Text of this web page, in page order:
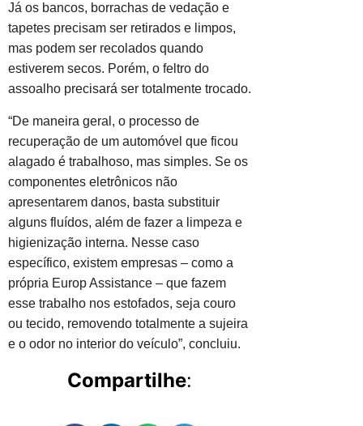
Já os bancos, borrachas de vedação e
tapetes precisam ser retirados e limpos,
mas podem ser recolados quando
estiverem secos. Porém, o feltro do
assoalho precisará ser totalmente trocado.
“De maneira geral, o processo de
recuperação de um automóvel que ficou
alagado é trabalhoso, mas simples. Se os
componentes eletrônicos não
apresentarem danos, basta substituir
alguns fluídos, além de fazer a limpeza e
higienização interna. Nesse caso
específico, existem empresas – como a
própria Europ Assistance – que fazem
esse trabalho nos estofados, seja couro
ou tecido, removendo totalmente a sujeira
e o odor no interior do veículo”, concluiu.
Compartilhe: